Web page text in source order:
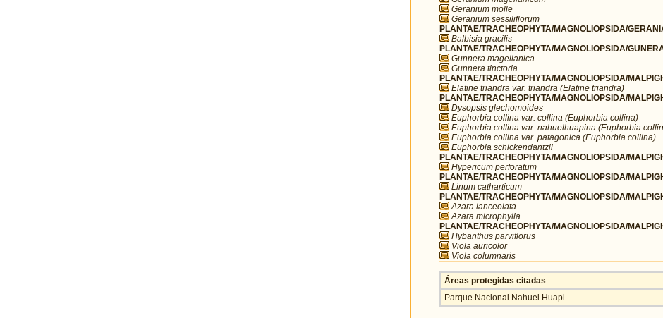
Geranium molle
Geranium sessiliflorum
PLANTAE/TRACHEOPHYTA/MAGNOLIOPSIDA/
Balbisia gracilis
PLANTAE/TRACHEOPHYTA/MAGNOLIOPSIDA/
Gunnera magellanica
Gunnera tinctoria
PLANTAE/TRACHEOPHYTA/MAGNOLIOPSIDA/
Elatine triandra var. triandra (Elatine triandra)
PLANTAE/TRACHEOPHYTA/MAGNOLIOPSIDA/
Dysopsis glechomoides
Euphorbia collina var. collina (Euphorbia collina)
Euphorbia collina var. nahuelhuapina (Euphorbia
Euphorbia collina var. patagonica (Euphorbia collina)
Euphorbia schickendantzii
PLANTAE/TRACHEOPHYTA/MAGNOLIOPSIDA/
Hypericum perforatum
PLANTAE/TRACHEOPHYTA/MAGNOLIOPSIDA/
Linum catharticum
PLANTAE/TRACHEOPHYTA/MAGNOLIOPSIDA/
Azara lanceolata
Azara microphylla
PLANTAE/TRACHEOPHYTA/MAGNOLIOPSIDA/
Hybanthus parviflorus
Viola auricolor
Viola columnaris
Áreas protegidas citadas
Parque Nacional Nahuel Huapi